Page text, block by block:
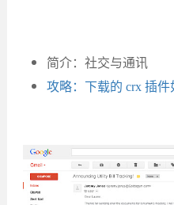
简介：社交与通讯
攻略：下载的 crx 插件